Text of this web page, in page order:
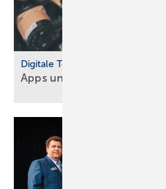
Digitale Tools
Apps und Soft­ware für